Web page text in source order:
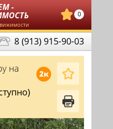
-
0
8 (913) 915-90-03
2к
на